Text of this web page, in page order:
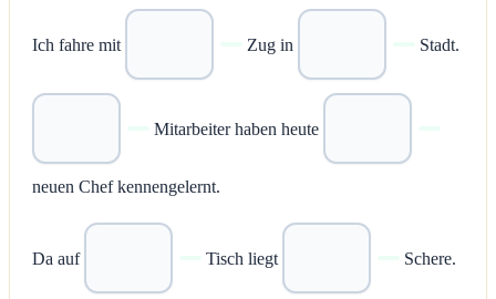
Ich fahre mit Zug in Stadt.
Mitarbeiter haben heute
neuen Chef kennengelernt.
Da auf Tisch liegt Schere.